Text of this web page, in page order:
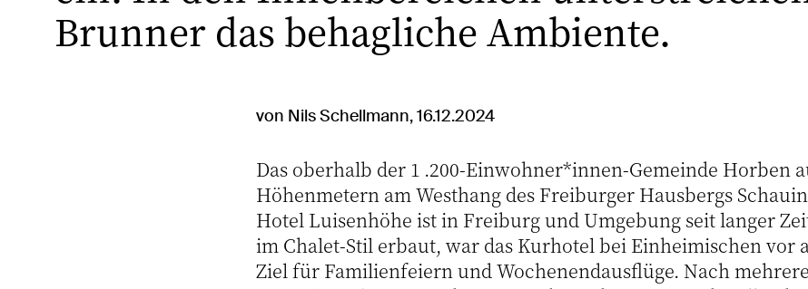
Brunner das behagliche Ambiente.
von Nils Schellmann, 16.12.2024
Das oberhalb der 1 .200-Einwohner*innen-Gemeinde Horben
Höhenmetern am Westhang des Freiburger Hausbergs
Hotel Luisenhöhe ist in Freiburg und Umgebung seit langer
im Chalet-Stil erbaut, war das Kurhotel bei Einheimischen vor
Ziel für Familienfeiern und Wochenendausflüge. Nach